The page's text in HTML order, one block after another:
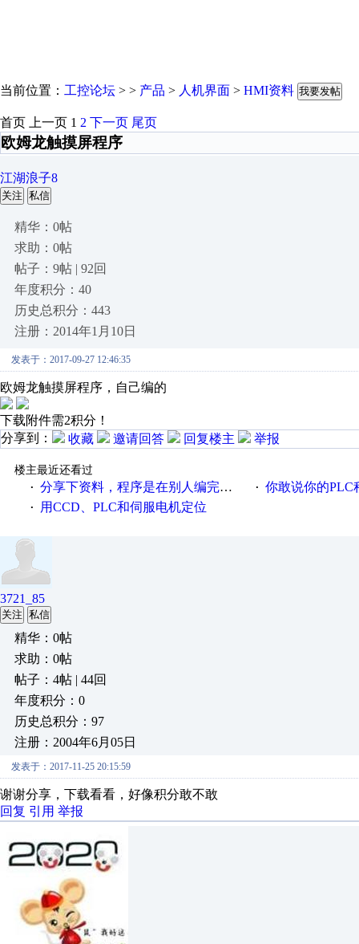
当前位置： 工控论坛 > > 产品 > 人机界面 > HMI资料 我要发帖
首页 上一页 1 2 下一页 尾页
欧姆龙触摸屏程序
江湖浪子8
关注 私信
精华：0帖
求助：0帖
帖子：9帖 | 92回
年度积分：40
历史总积分：443
注册：2014年1月10日
发表于：2017-09-27 12:46:35
欧姆龙触摸屏程序，自己编的
下载附件需2积分！
分享到：
收藏 邀请回答 回复楼主 举报
楼主最近还看过
· 分享下资料，程序是在别人编完的基础上改的 · 你敢说你的PLC程序写的好
· 用CCD、PLC和伺服电机定位
3721_85
关注 私信
精华：0帖
求助：0帖
帖子：4帖 | 44回
年度积分：0
历史总积分：97
注册：2004年6月05日
发表于：2017-11-25 20:15:59
谢谢分享，下载看看，好像积分敢不敢
回复 引用 举报